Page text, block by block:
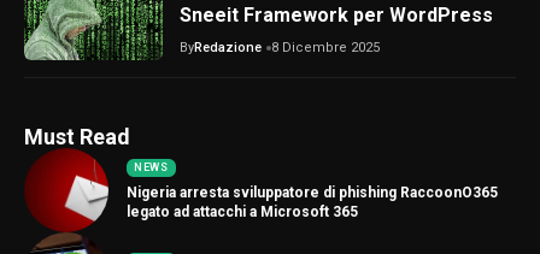
Sneeit Framework per WordPress
ByRedazione 8 Dicembre 2025
Must Read
NEWS
Nigeria arresta sviluppatore di phishing RaccoonO365
legato ad attacchi a Microsoft 365